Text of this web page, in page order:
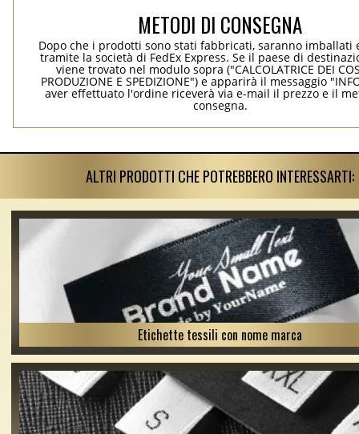
METODI DI CONSEGNA
Dopo che i prodotti sono stati fabbricati, saranno imballati
tramite la società di FedEx Express. Se il paese di
viene trovato nel modulo sopra ("CALCOLATRICE DEI
PRODUZIONE E SPEDIZIONE") e apparirà il messaggio
aver effettuato l'ordine riceverà via e-mail il prezzo e il
consegna.
ALTRI PRODOTTI CHE POTREBBERO INTERESSARTI:
Etichette tessili con nome marca